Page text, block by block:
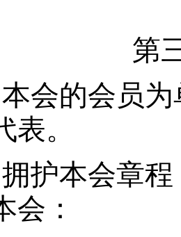
第
本会的会员
。
拥护本会章
会：